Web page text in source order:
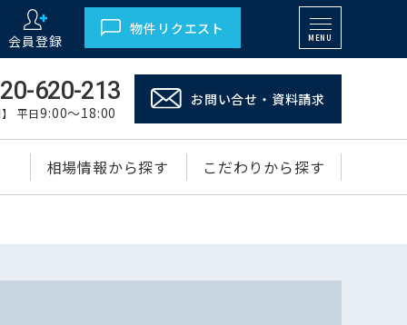
会員登録
物件リクエスト
MENU
620-213
】 平日9:00～18:00
お問い合せ・資料請求
相場情報から探す こだわりから探す